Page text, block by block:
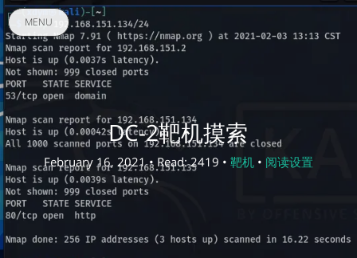
MENU
DC-2靶机摸索
February 16, 2021 • Read: 2419 • 靶机• 阅读设置